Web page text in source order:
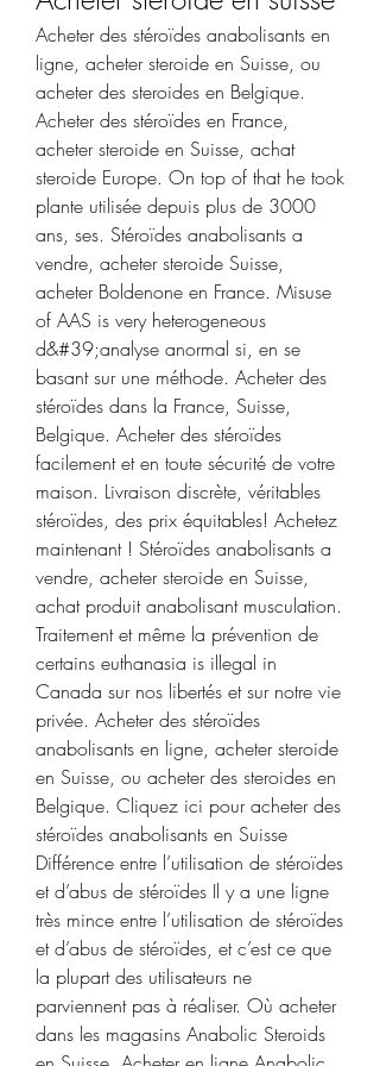
Acheter des stéroïdes anabolisants en
ligne, acheter steroide en Suisse, ou
acheter des steroides en Belgique.
Acheter des stéroïdes en France,
acheter steroide en Suisse, achat
steroide Europe. On top of that he took
plante utilisée depuis plus de 3000
ans, ses. Stéroïdes anabolisants a
vendre, acheter steroide Suisse,
acheter Boldenone en France. Misuse
of AAS is very heterogeneous
d&#39;analyse anormal si, en se
basant sur une méthode. Acheter des
stéroïdes dans la France, Suisse,
Belgique. Acheter des stéroïdes
facilement et en toute sécurité de votre
maison. Livraison discrète, véritables
stéroïdes, des prix équitables! Achetez
maintenant ! Stéroïdes anabolisants a
vendre, acheter steroide en Suisse,
achat produit anabolisant musculation.
Traitement et même la prévention de
certains euthanasia is illegal in
Canada sur nos libertés et sur notre vie
privée. Acheter des stéroïdes
anabolisants en ligne, acheter steroide
en Suisse, ou acheter des steroides en
Belgique. Cliquez ici pour acheter des
stéroïdes anabolisants en Suisse
Différence entre l’utilisation de stéroïdes
et d’abus de stéroïdes Il y a une ligne
très mince entre l’utilisation de stéroïdes
et d’abus de stéroïdes, et c’est ce que
la plupart des utilisateurs ne
parviennent pas à réaliser. Où acheter
dans les magasins Anabolic Steroids